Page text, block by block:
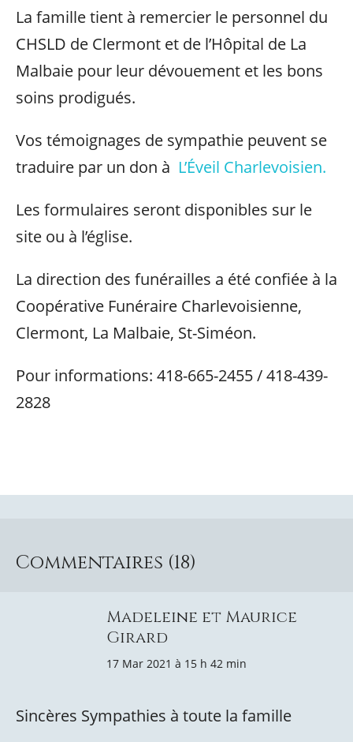
La famille tient à remercier le personnel du
CHSLD de Clermont et de l’Hôpital de La
Malbaie pour leur dévouement et les bons
soins prodigués.
Vos témoignages de sympathie peuvent se
traduire par un don à L’Éveil Charlevoisien.
Les formulaires seront disponibles sur le
site ou à l’église.
La direction des funérailles a été confiée à la
Coopérative Funéraire Charlevoisienne,
Clermont, La Malbaie, St-Siméon.
Pour informations: 418-665-2455 / 418-439-
2828
Commentaires (18)
Madeleine et Maurice
Girard
17 Mar 2021 à 15 h 42 min
Sincères Sympathies à toute la famille